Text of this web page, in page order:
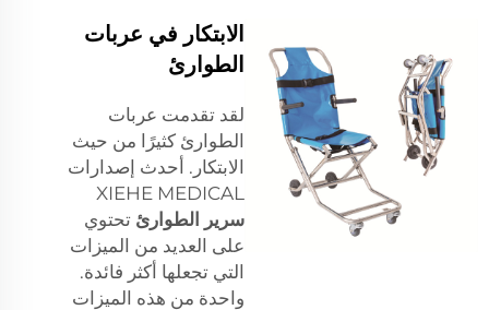
الابتكار في عربات
الطوارئ
لقد تقدمت عربات
الطوارئ كثيرًا من حيث
الابتكار. أحدث إصدارات
XIEHE MEDICAL
سرير الطوارئ تحتوي
على العديد من الميزات
التي تجعلها أكثر فائدة.
واحدة من هذه الميزات